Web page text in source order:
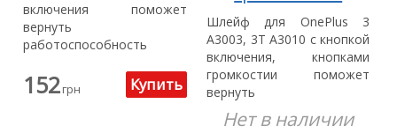
включения поможет
вернуть
работоспособность
152грн
Шлейф для OnePlus 3
A3003, 3T A3010 с кнопкой
включения, кнопками
громкостии поможет
вернуть
работоспособность...
Нет в наличии